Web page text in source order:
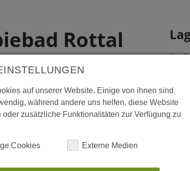
Rottal
Bad
auf unserer Website. Einige von ihnen sind
während andere uns helfen, diese Website
oder zusätzliche Funktionalitäten zur Verfügung zu
Cookies Externe Medien